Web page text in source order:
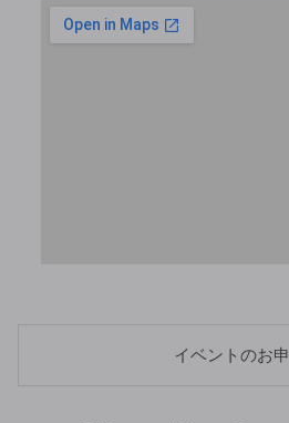
イベントのお